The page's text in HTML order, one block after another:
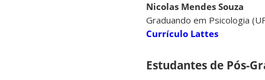
Nicolas Mendes Souza
Graduando em Psicologia
Currículo Lattes
Estudantes de Pós-